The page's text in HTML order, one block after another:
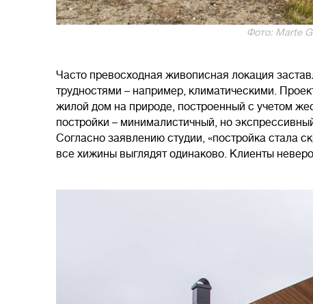
Фото: Marte
Часто превосходная живописная локация
трудностями – например, климатическими.
жилой дом на природе, построенный с учетом
постройки – минималистичный, но
Согласно заявлению студии, «постройка стала
все хижины выглядят одинаково. Клиенты